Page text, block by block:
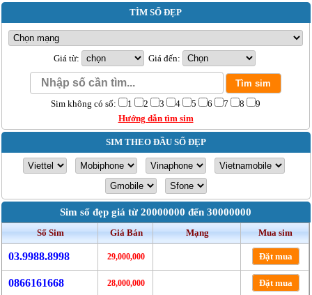
TÌM SỐ ĐẸP
Giá từ: Giá đến:
Sim không có số: 1 2 3 4 5 6 7 8
9
Hướng dẫn tìm sim
SIM THEO ĐẦU SỐ ĐẸP
Sim số đẹp giá từ 20000000 đến 30000000
Số Sim Giá Bán Mạng Mua sim
03.9988.8998 29,000,000 Đặt mua
0866161668 28,000,000 Đặt mua